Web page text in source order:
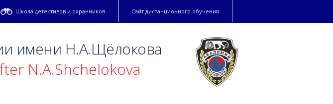
Школа детективов и охранников Сайт дистанционного обучения
имени Н.А.Щёлокова
N.A.Shchelokova